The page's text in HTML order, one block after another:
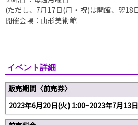
(ただし、7月17日(月・祝)は開館、翌18
開催会場：山形美術館
イベント詳細
販売期間〈前売券〉
2023年6月20日(火) 1:00~2023年7月13